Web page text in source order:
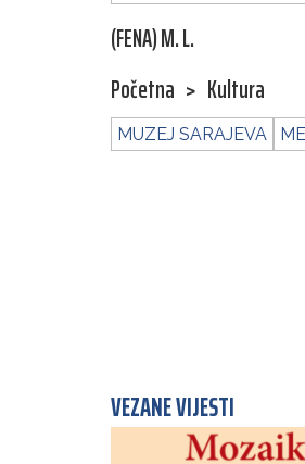
(FENA) M. L.
Početna > Kultura
MUZEJ SARAJEVA
VEZANE VIJESTI